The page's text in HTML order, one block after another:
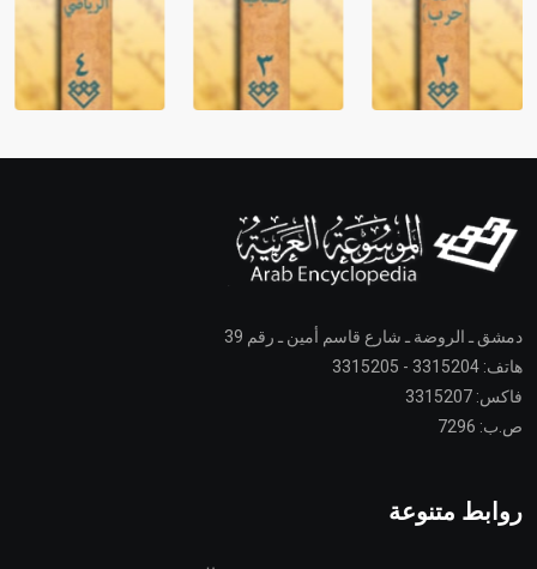
دمشق ـ الروضة ـ شارع قاسم أمين ـ رقم 39
هاتف: 3315204 - 3315205
فاكس: 3315207
ص.ب: 7296
روابط متنوعة